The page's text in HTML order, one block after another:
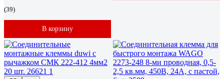
(39)
В корзину